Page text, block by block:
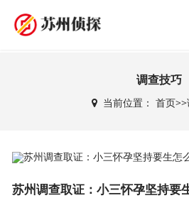
调查技巧
当前位置： 首页>>
苏州调查取证：小三怀孕坚持要